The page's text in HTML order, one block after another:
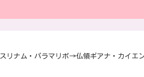
スリナム・パラマリボ→仏領ギアナ・カイエ